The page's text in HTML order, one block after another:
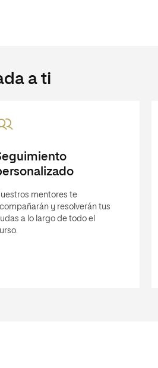
a ti
mentores te
y resolverán tus
a lo largo de todo el